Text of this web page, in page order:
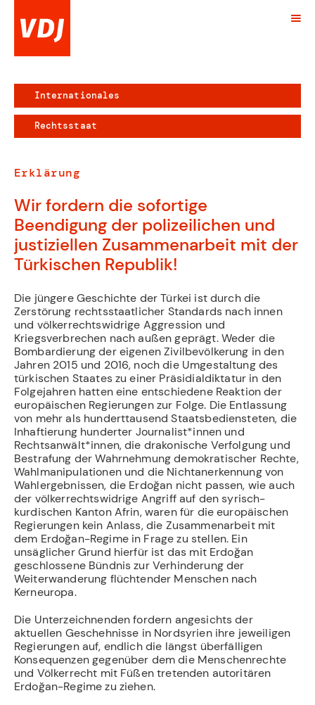
Internationales
Rechtsstaat
Erklärung
Wir fordern die sofortige
Beendigung der polizeilichen und
justiziellen Zusammenarbeit mit der
Türkischen Republik!
Die jüngere Geschichte der Türkei ist durch die
Zerstörung rechtsstaatlicher Standards nach innen
und völkerrechtswidrige Aggression und
Kriegsverbrechen nach außen geprägt. Weder die
Bombardierung der eigenen Zivilbevölkerung in den
Jahren 2015 und 2016, noch die Umgestaltung des
türkischen Staates zu einer Präsidialdiktatur in den
Folgejahren hatten eine entschiedene Reaktion der
europäischen Regierungen zur Folge. Die Entlassung
von mehr als hunderttausend Staatsbediensteten, die
Inhaftierung hunderter Journalist*innen und
Rechtsanwält*innen, die drakonische Verfolgung und
Bestrafung der Wahrnehmung demokratischer Rechte,
Wahlmanipulationen und die Nichtanerkennung von
Wahlergebnissen, die Erdoğan nicht passen, wie auch
der völkerrechtswidrige Angriff auf den syrisch-
kurdischen Kanton Afrin, waren für die europäischen
Regierungen kein Anlass, die Zusammenarbeit mit
dem Erdoğan-Regime in Frage zu stellen. Ein
unsäglicher Grund hierfür ist das mit Erdoğan
geschlossene Bündnis zur Verhinderung der
Weiterwanderung flüchtender Menschen nach
Kerneuropa.
Die Unterzeichnenden fordern angesichts der
aktuellen Geschehnisse in Nordsyrien ihre jeweiligen
Regierungen auf, endlich die längst überfälligen
Konsequenzen gegenüber dem die Menschenrechte
und Völkerrecht mit Füßen tretenden autoritären
Erdoğan-Regime zu ziehen.